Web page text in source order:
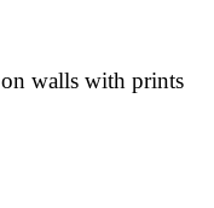
walls with prints